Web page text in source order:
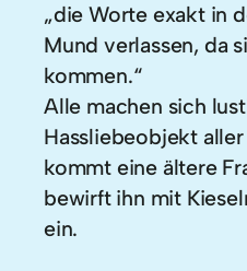
„die Worte exakt in
Mund verlassen, da
kommen.“
Alle machen sich
Hassliebeobjekt
kommt eine ältere
bewirft ihn mit
ein.